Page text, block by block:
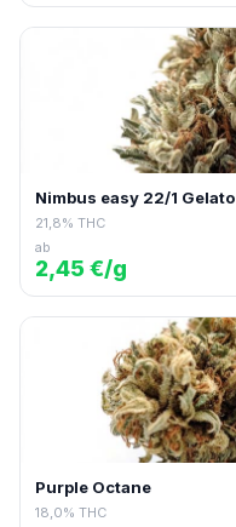
Nimbus easy 22/1 Gelato
21,8% THC
ab
2,45 €/g
Purple Octane
18,0% THC